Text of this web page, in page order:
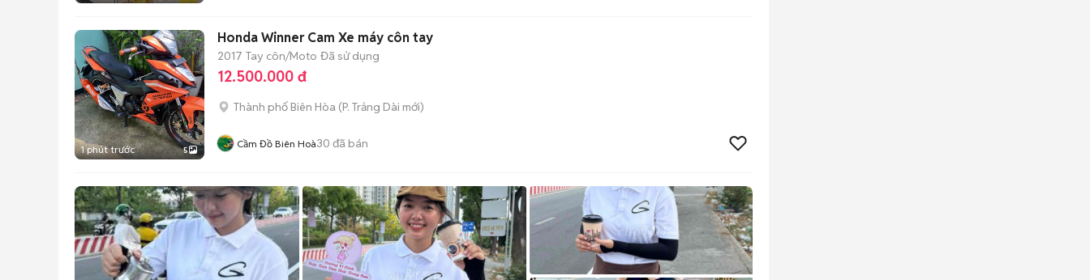
1 phút trước 5
Honda Winner Cam Xe máy côn tay
2017 Tay côn/Moto Đã sử dụng
12.500.000 đ
Thành phố Biên Hòa (P. Trảng Dài mới)
Cầm Đồ Biên Hoà30 đã bán